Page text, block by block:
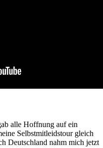
alle Hoffnung auf ein
Selbstmitleidstour gleich
Deutschland nahm mich jetzt